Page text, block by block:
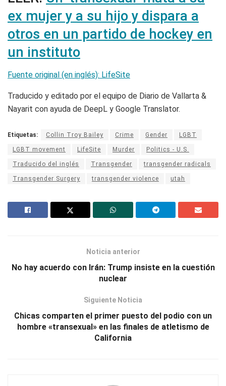
ex mujer y a su hijo y dispara a
otros en un partido de hockey en
un instituto
Fuente original (en inglés): LifeSite
Traducido y editado por el equipo de Diario de Vallarta &
Nayarit con ayuda de DeepL y Google Translator.
Etiquetas: Collin Troy Bailey Crime Gender LGBT
LGBT movement LifeSite Murder Politics - U.S.
Traducido del inglés Transgender transgender radicals
Transgender Surgery transgender violence utah
Noticia anterior
No hay acuerdo con Irán: Trump insiste en la cuestión
nuclear
Siguiente Noticia
Chicas comparten el primer puesto del podio con un
hombre «transexual» en las finales de atletismo de
California